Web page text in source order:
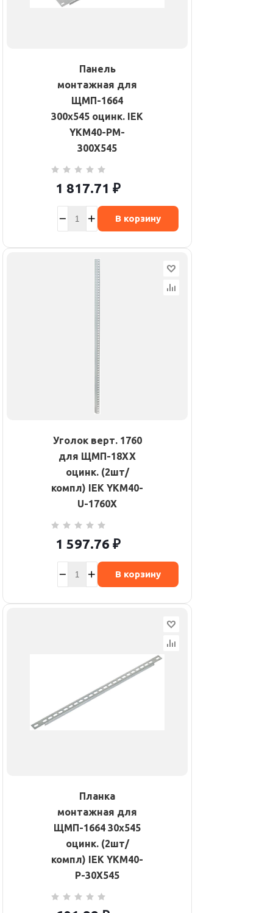
Панель
монтажная для
ЩМП-1664
300х545 оцинк. IEK
YKM40-PM-
300X545
1 817.71 ₽
В корзину
Уголок верт. 1760
для ЩМП-18XX
оцинк. (2шт/
компл) IEK YKM40-
U-1760X
1 597.76 ₽
В корзину
Планка
монтажная для
ЩМП-1664 30х545
оцинк. (2шт/
компл) IEK YKM40-
P-30X545